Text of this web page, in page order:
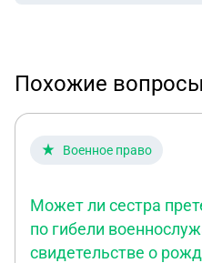
Похожие вопросы
Военное право
Может ли сестра
по гибели
свидетельстве о